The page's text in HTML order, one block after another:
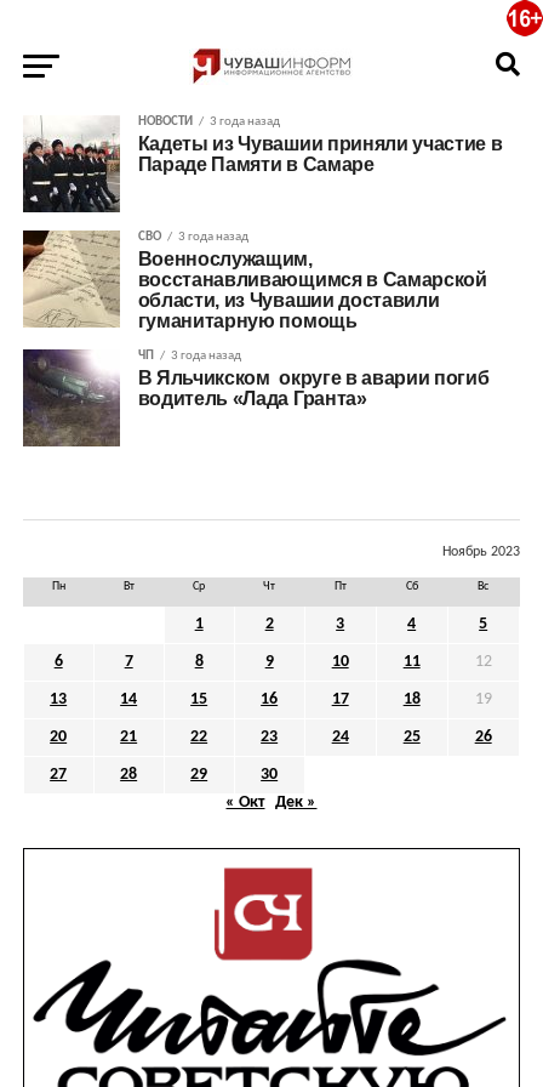
НОВОСТИ 3 года назад
Кадеты из Чувашии приняли участие в
Параде Памяти в Самаре
СВО 3 года назад
Военнослужащим,
восстанавливающимся в Самарской
области, из Чувашии доставили
гуманитарную помощь
ЧП 3 года назад
В Яльчикском округе в аварии погиб
водитель «Лада Гранта»
Ноябрь 2023
Пн Вт Ср Чт Пт Сб Вс
1 2 3 4 5
6 7 8 9 10 11 12
13 14 15 16 17 18 19
20 21 22 23 24 25 26
27 28 29
30
« Окт Дек »